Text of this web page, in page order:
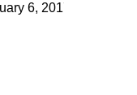
6, 2017